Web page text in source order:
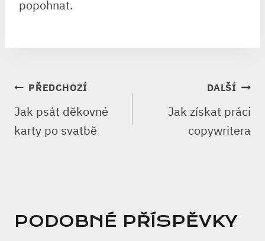
popohnat.
NAVIGACE
PRO
PŘÍSPĚVEK
PŘEDCHOZÍ
Jak psát děkovné
karty po svatbě
DALŠÍ
Jak získat práci
copywritera
PODOBNÉ PŘÍSPĚVKY